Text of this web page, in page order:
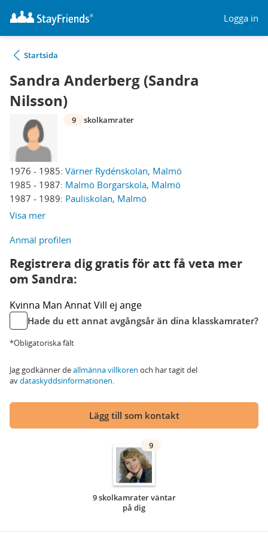
Logga in
Startsida
Sandra Anderberg (Sandra
Nilsson)
1976 - 1985: Värner Rydénskolan, Malmö
1985 - 1987: Malmö Borgarskola, Malmö
1987 - 1989: Pauliskolan, Malmö
Visa mer
9 skolkamrater
Anmäl profilen
Registrera dig gratis för att få veta mer
om Sandra:
Kvinna Man AnnatVill ej ange
Hade du ett annat avgångsår än dina klasskamrater?
*Obligatoriska fält
Jag godkänner deallmänna villkoren och har tagit del
avdataskyddsinformationen.
Lägg till som kontakt
9
9 skolkamrater väntar
på dig